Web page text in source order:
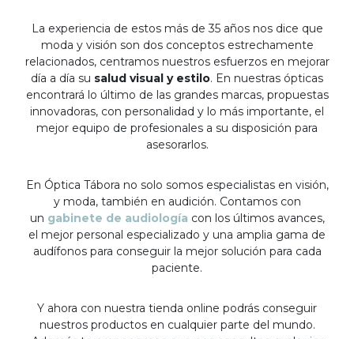
La experiencia de estos más de 35 años nos dice que
moda y visión son dos conceptos estrechamente
relacionados, centramos nuestros esfuerzos en mejorar
día a día su salud visual y estilo. En nuestras ópticas
encontrará lo último de las grandes marcas, propuestas
innovadoras, con personalidad y lo más importante, el
mejor equipo de profesionales a su disposición para
asesorarlos.
En Óptica Tábora no solo somos especialistas en visión,
y moda, también en audición. Contamos con
un gabinete de audiología con los últimos avances,
el mejor personal especializado y una amplia gama de
audífonos para conseguir la mejor solución para cada
paciente.
Y ahora con nuestra tienda online podrás conseguir
nuestros productos en cualquier parte del mundo.